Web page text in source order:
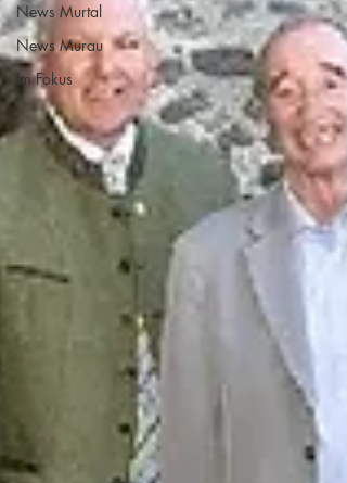
News Murtal
News Murau
Im Fokus